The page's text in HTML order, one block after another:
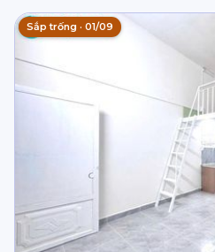
Sắp trống · 01/09